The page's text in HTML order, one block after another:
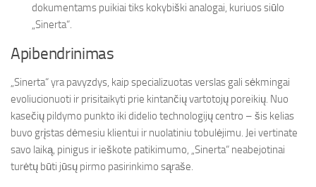
dokumentams puikiai tiks kokybiški analogai, kuriuos siūlo
„Sinerta“.
Apibendrinimas
„Sinerta“ yra pavyzdys, kaip specializuotas verslas gali sėkmingai
evoliucionuoti ir prisitaikyti prie kintančių vartotojų poreikių. Nuo
kasečių pildymo punkto iki didelio technologijų centro – šis kelias
buvo grįstas dėmesiu klientui ir nuolatiniu tobulėjimu. Jei vertinate
savo laiką, pinigus ir ieškote patikimumo, „Sinerta“ neabejotinai
turėtų būti jūsų pirmo pasirinkimo sąraše.